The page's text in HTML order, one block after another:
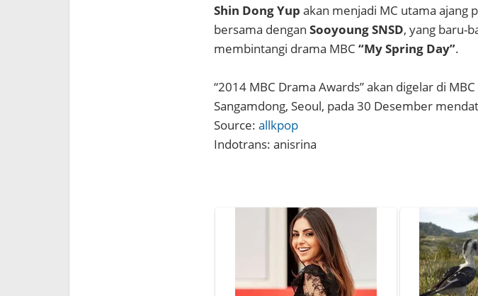
Shin Dong Yup akan menjadi MC utama ajang
bersama dengan Sooyoung SNSD, yang baru-
membintangi drama MBC “My Spring Day”.
“2014 MBC Drama Awards” akan digelar di
Sangamdong, Seoul, pada 30 Desember
Source: allkpop
Indotrans: anisrina